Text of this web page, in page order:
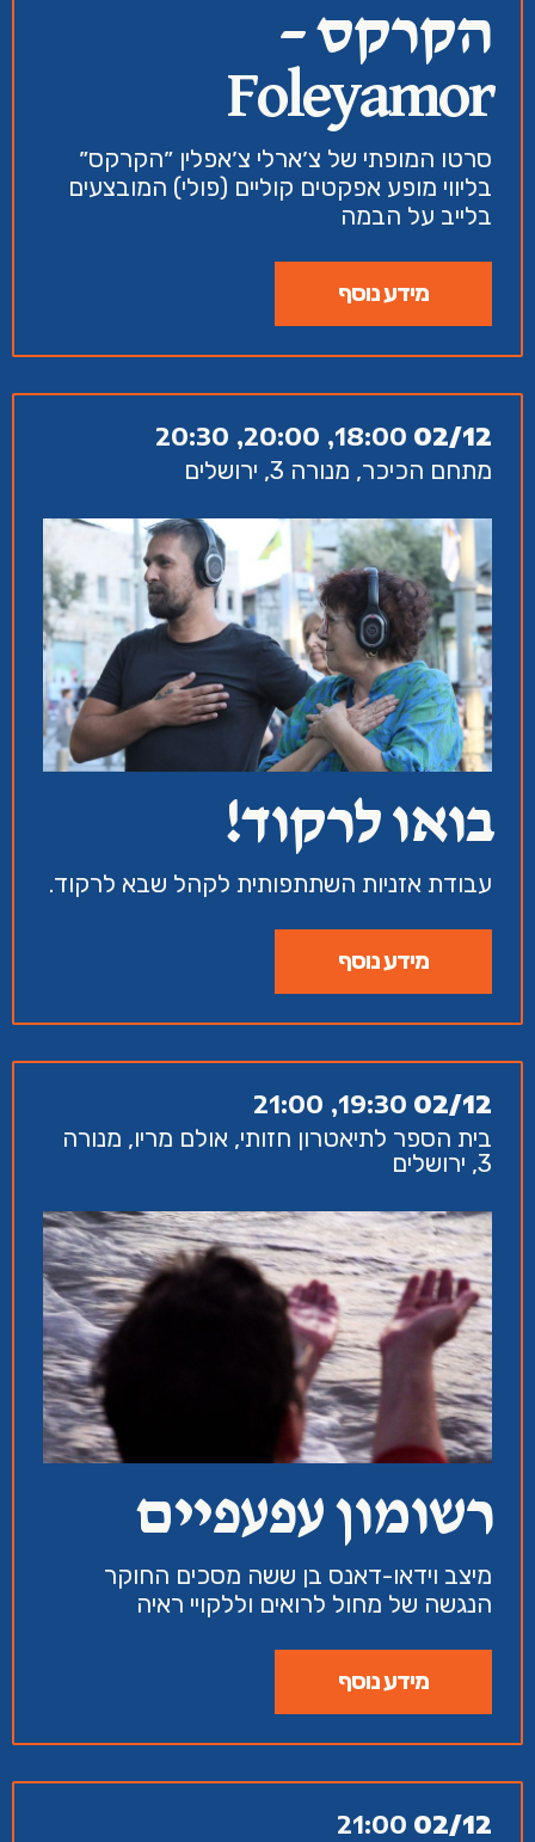
הקרקס –
Foleyamor
סרטו המופתי של צ׳ארלי צ׳אפלין ״הקרקס״
בליווי מופע אפקטים קוליים (פולי) המובצעים
בלייב על הבמה
מידע נוסף
02/12
18:00, 20:00, 20:30
מתחם הכיכר, מנורה 3, ירושלים
בואו לרקוד!
עבודת אזניות השתתפותית לקהל שבא לרקוד.
מידע נוסף
02/12
19:30, 21:00
בית הספר לתיאטרון חזותי, אולם מריו, מנורה
3, ירושלים
רשומון עפעפיים
מיצב וידאו-דאנס בן ששה מסכים החוקר
הנגשה של מחול לרואים וללקויי ראיה
מידע נוסף
02/12
21:00